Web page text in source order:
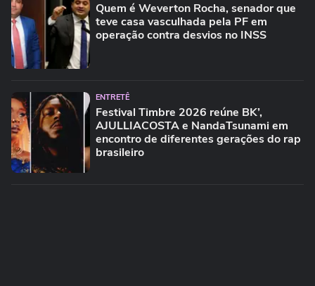
Quem é Weverton Rocha, senador que
teve casa vasculhada pela PF em
operação contra desvios no INSS
ENTRETÊ
Festival Timbre 2026 reúne BK’,
AJULLIACOSTA e NandaTsunami em
encontro de diferentes gerações do rap
brasileiro